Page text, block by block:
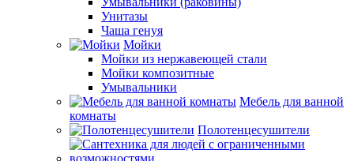
Унитазы
Чаша генуя
Мойки
Мойки из нержавеющей стали
Мойки композитные
Умывальники
Мебель для ванной
комнаты
Полотенцесушители